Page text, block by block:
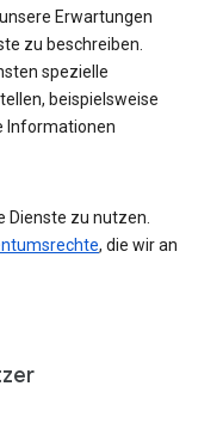
Erwartungen
zu beschreiben.
spezielle
beispielsweise
Informationen
Dienste zu nutzen.
, die wir an